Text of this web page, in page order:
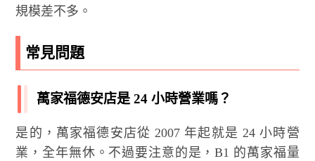
規模差不多。
常見問題
萬家福德安店是 24 小時營業嗎？
是的，萬家福德安店從 2007 年起就是 24 小時營
業，全年無休。不過要注意的是，B1 的萬家福量